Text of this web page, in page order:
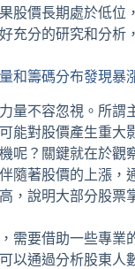
股價長期處於低位
充分的研究和分析
和籌碼分布發現暴
量不容忽視。所謂
能對股價產生重大
呢？關鍵就在於觀
隨著股價的上漲
，說明大部分股票
需要借助一些專
以通過分析股東